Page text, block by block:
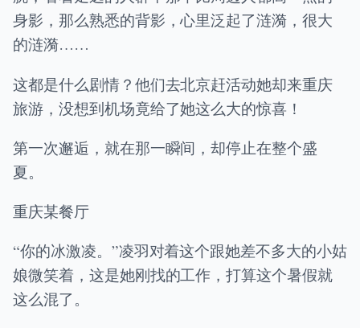
身影，那么熟悉的背影，心里泛起了涟漪，很大
的涟漪……
这都是什么剧情？他们去北京赶活动她却来重庆
旅游，没想到机场竟给了她这么大的惊喜！
第一次邂逅，就在那一瞬间，却停止在整个盛
夏。
重庆某餐厅
“你的冰激凌。”凌羽对着这个跟她差不多大的小姑
娘微笑着，这是她刚找的工作，打算这个暑假就
这么混了。